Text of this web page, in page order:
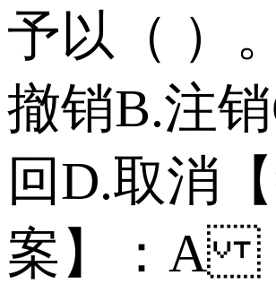
予以（ ）
撤销 B.注销
回 D.取消
案】：A